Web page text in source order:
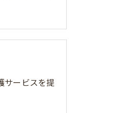
サービスを提